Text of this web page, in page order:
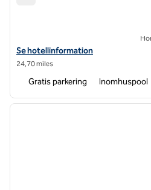
Visa hotelluppgifter för Hilton
Se hotellinformation
24,70 miles
Gratis parkering Inomhuspool
1 av 12